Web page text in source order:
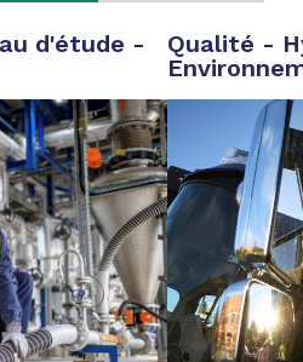
d'étude -
Qualité -